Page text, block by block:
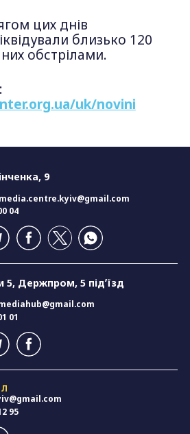
цих днів
близько 120
обстрілами.
uk/novini
9
04
5, Держпром, 5 підʼїзд
01
95